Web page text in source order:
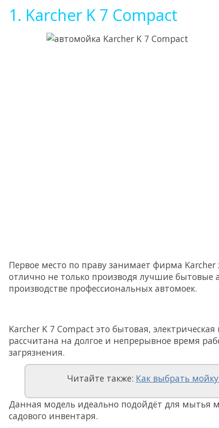
1. Karcher K 7 Compact
Первое место по праву занимает фирма
отлично не только производя лучшие бытовые
производстве профессиональных автомоек.
Karcher K 7 Compact это бытовая,
рассчитана на долгое и непрерывное время
загрязнения.
Читайте также: Как выбрать
Данная модель идеально подойдёт для мытья
садового инвентаря.